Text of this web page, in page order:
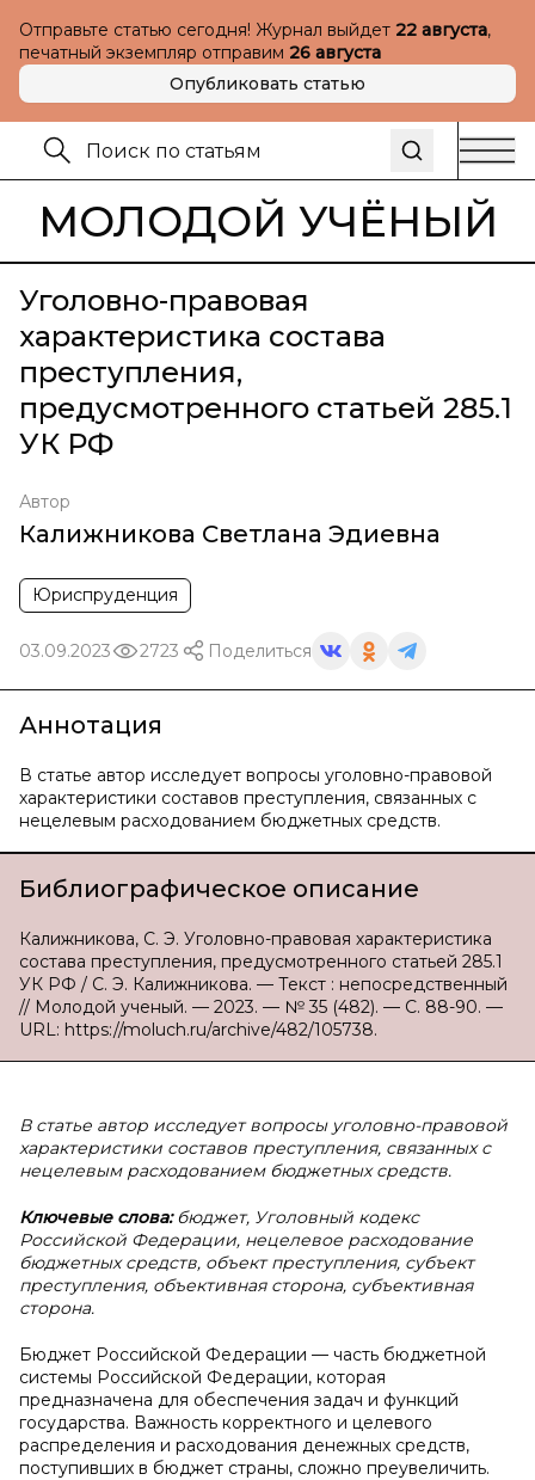
Отправьте статью сегодня! Журнал выйдет 22 августа,
печатный экземпляр отправим 26 августа
Опубликовать статью
МОЛОДОЙ УЧЁНЫЙ
Уголовно-правовая
характеристика состава
преступления,
предусмотренного статьей 285.1
УК РФ
Автор
Калижникова Светлана Эдиевна
Юриспруденция
03.09.2023 2723 Поделиться
Аннотация
В статье автор исследует вопросы уголовно-правовой
характеристики составов преступления, связанных с
нецелевым расходованием бюджетных средств.
Библиографическое описание
Калижникова, С. Э. Уголовно-правовая характеристика
состава преступления, предусмотренного статьей 285.1
УК РФ / С. Э. Калижникова. — Текст : непосредственный
// Молодой ученый. — 2023. — № 35 (482). — С. 88-90. —
URL: https://moluch.ru/archive/482/105738.
В статье автор исследует вопросы уголовно-правовой
характеристики составов преступления, связанных с
нецелевым расходованием бюджетных средств.
Ключевые слова:бюджет, Уголовный кодекс
Российской Федерации, нецелевое расходование
бюджетных средств, объект преступления, субъект
преступления, объективная сторона, субъективная
сторона.
Бюджет Российской Федерации — часть бюджетной
системы Российской Федерации, которая
предназначена для обеспечения задач и функций
государства. Важность корректного и целевого
распределения и расходования денежных средств,
поступивших в бюджет страны, сложно преувеличить.